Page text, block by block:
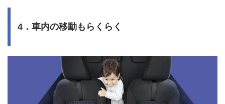
4．車内の移動もらくらく